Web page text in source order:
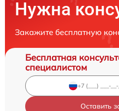
Нужна
Закажите бесплатную
Бесплатная
специалистом
Оставить